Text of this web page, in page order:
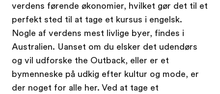
verdens førende økonomier, hvilket gør det til et
perfekt sted til at tage et kursus i engelsk.
Nogle af verdens mest livlige byer, findes i
Australien. Uanset om du elsker det udendørs
og vil udforske the Outback, eller er et
bymenneske på udkig efter kultur og mode, er
der noget for alle her. Ved at tage et